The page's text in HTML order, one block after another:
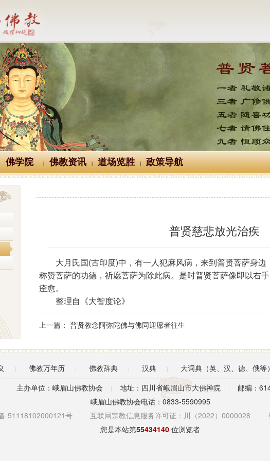
佛学院 | 佛教资讯 | 道场览胜 | 政策导航
普贤慈悲放光治疾
大月氏国(古印度)中，有一人犯麻风病，来到普贤菩萨身边
称赞菩萨的功德，祈愿菩萨为除此病。是时普贤菩萨像即以右
痊愈。
整理自《大智度论》
上一篇：普贤教念阿弥陀佛与佛同迎愿者往生
| 佛教万年历 | 佛教辞典 | 汉典 | 大词典（英、汉、德、俄等）
主办单位：峨眉山佛教协会
| 地址：四川省峨眉山市大佛禅院 |
邮编：
峨眉山佛教协会电话：0833-5590995
51118102000121号
互联网宗教信息服务许可证：川（2022）0000028
您是本站第55434140 位浏览者